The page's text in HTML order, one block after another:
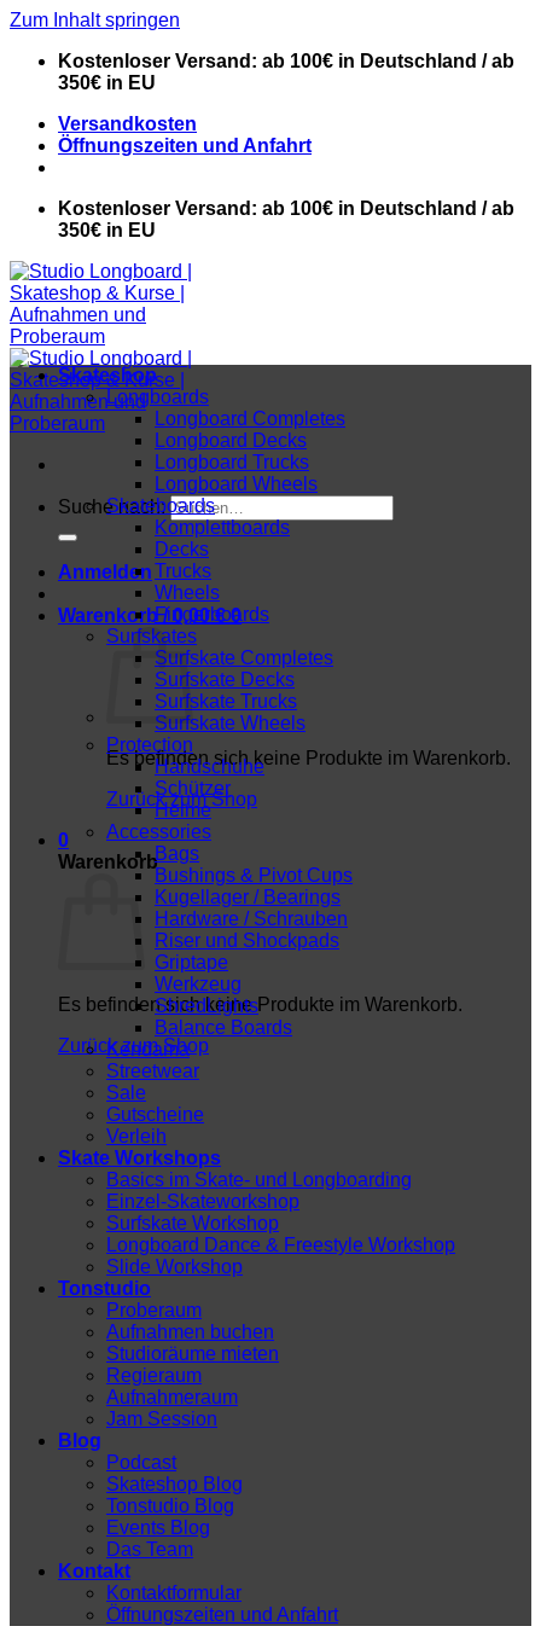
Zum Inhalt springen
Kostenloser Versand: ab 100€ in Deutschland / ab
350€ in EU
Versandkosten
Öffnungszeiten und Anfahrt
Kostenloser Versand: ab 100€ in Deutschland / ab
350€ in EU
Suche nach:
Anmelden
Warenkorb /0,00€ 0
Es befinden sich keine Produkte im Warenkorb.
Zurück zum Shop
0
Warenkorb
Es befinden sich keine Produkte im Warenkorb.
Zurück zum Shop
Skateshop
Longboards
Longboard Completes
Longboard Decks
Longboard Trucks
Longboard Wheels
Skateboards
Komplettboards
Decks
Trucks
Wheels
Fingerboards
Surfskates
Surfskate Completes
Surfskate Decks
Surfskate Trucks
Surfskate Wheels
Protection
Handschuhe
Schützer
Helme
Accessories
Bags
Bushings & Pivot Cups
Kugellager / Bearings
Hardware / Schrauben
Riser und Shockpads
Griptape
Werkzeug
ShredLights
Balance Boards
Kendama
Streetwear
Sale
Gutscheine
Verleih
Skate Workshops
Basics im Skate- und Longboarding
Einzel-Skateworkshop
Surfskate Workshop
Longboard Dance & Freestyle Workshop
Slide Workshop
Tonstudio
Proberaum
Aufnahmen buchen
Studioräume mieten
Regieraum
Aufnahmeraum
Jam Session
Blog
Podcast
Skateshop Blog
Tonstudio Blog
Events Blog
Das Team
Kontakt
Kontaktformular
Öffnungszeiten und Anfahrt